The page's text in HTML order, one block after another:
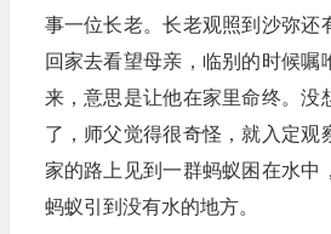
事一位长老。长老观照到沙弥还
回家去看望母亲，临别的时候嘱
来，意思是让他在家里命终。没
了，师父觉得很奇怪，就入定观
家的路上见到一群蚂蚁困在水中
蚂蚁引到没有水的地方。